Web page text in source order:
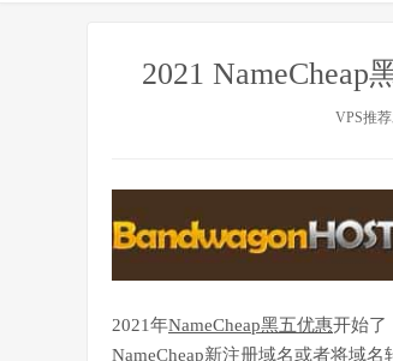
2021
VPS推荐
2021年NameCheap黑五优惠开始了
NameCheap新注册域名或者将域名